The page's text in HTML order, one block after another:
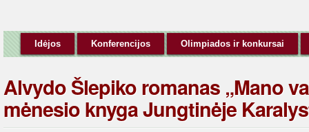
Idėjos Konferencijos Olimpiados ir konkursai
Alvydo Šlepiko romanas „Mano
mėnesio knyga Jungtinėje